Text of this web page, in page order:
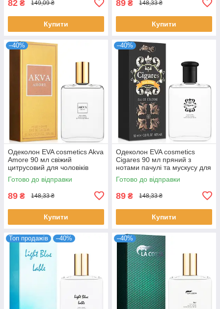
82 ₴ 149,09 ₴
Купити
89 ₴ 148,33 ₴
Купити
–40%
Одеколон EVA cosmetics Akva
Amore 90 мл свіжий
цитрусовий для чоловіків
деревний аромат ЕВА
косметікс 3250101107
Готово до відправки
89 ₴ 148,33 ₴
Купити
–40%
Одеколон EVA cosmetics
Cigares 90 мл пряний з
нотами пачулі та мускусу для
чоловіків парфум Єва
Косметікс
Готово до відправки
89 ₴ 148,33 ₴
Купити
Топ продажів –40% –40%